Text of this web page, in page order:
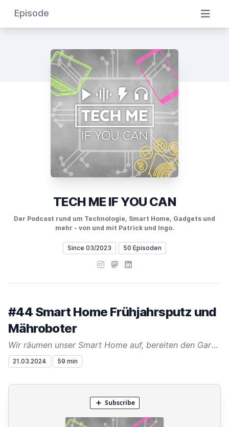
Episode
TECH ME IF YOU CAN
Der Podcast rund um Technologie, Smart Home, Gadgets und
mehr - von und mit Patrick und Ingo.
Since 03/2023 50 Episoden
Instagram
Mastodon
LinkedIn
#44 Smart Home Frühjahrsputz und
Mähroboter
Wir räumen unser Smart Home auf, bereiten den Garten vor und installieren GPS gesteuerte Mähroboter!
21.03.2024 59 min